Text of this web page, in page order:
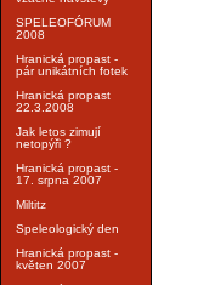
SPELEOFÓRUM
2008
Hranická propast -
pár unikátních fotek
Hranická propast
22.3.2008
Jak letos zimují
netopýři ?
Hranická propast -
17. srpna 2007
Miltitz
Speleologický den
Hranická propast -
květen 2007